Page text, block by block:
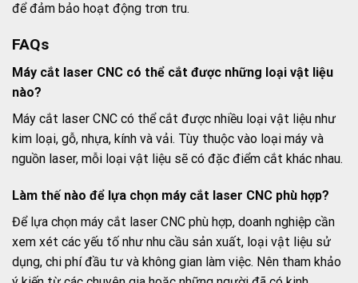
để đảm bảo hoạt động trơn tru.
FAQs
Máy cắt laser CNC có thể cắt được những loại vật liệu
nào?
Máy cắt laser CNC có thể cắt được nhiều loại vật liệu như
kim loại, gỗ, nhựa, kính và vải. Tùy thuộc vào loại máy và
nguồn laser, mỗi loại vật liệu sẽ có đặc điểm cắt khác nhau.
Làm thế nào để lựa chọn máy cắt laser CNC phù hợp?
Để lựa chọn máy cắt laser CNC phù hợp, doanh nghiệp cần
xem xét các yếu tố như nhu cầu sản xuất, loại vật liệu sử
dụng, chi phí đầu tư và không gian làm việc. Nên tham khảo